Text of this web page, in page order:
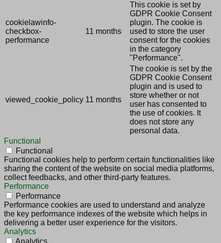
cookielawinfo-
checkbox-
performance
11 months
This cookie is set by
GDPR Cookie Consent
plugin. The cookie is
used to store the user
consent for the cookies
in the category
"Performance".
viewed_cookie_policy 11 months
The cookie is set by the
GDPR Cookie Consent
plugin and is used to
store whether or not
user has consented to
the use of cookies. It
does not store any
personal data.
Functional
Functional
Functional cookies help to perform certain functionalities like
sharing the content of the website on social media platforms,
collect feedbacks, and other third-party features.
Performance
Performance
Performance cookies are used to understand and analyze
the key performance indexes of the website which helps in
delivering a better user experience for the visitors.
Analytics